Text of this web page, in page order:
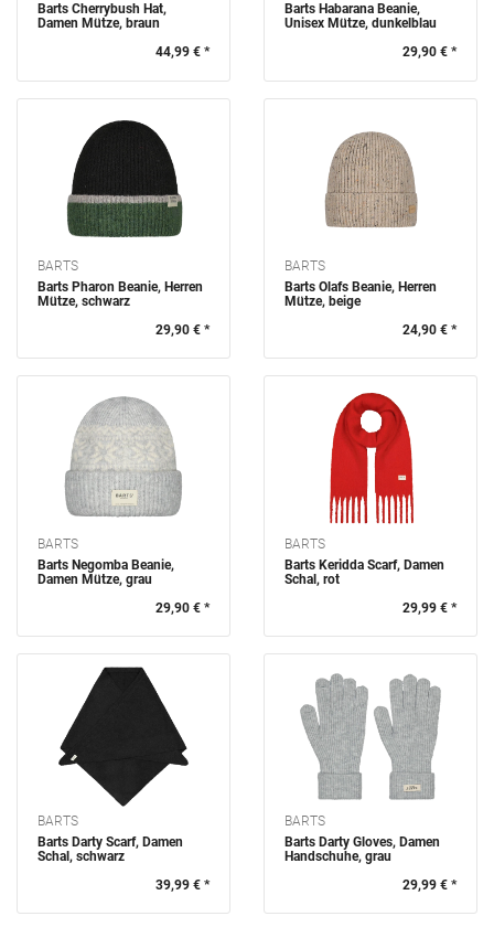
Barts Cherrybush Hat,
Damen Mütze, braun
44,99 € *
Barts Habarana Beanie,
Unisex Mütze, dunkelblau
29,90 € *
BARTS
Barts Pharon Beanie, Herren
Mütze, schwarz
29,90 € *
BARTS
Barts Olafs Beanie, Herren
Mütze, beige
24,90 € *
BARTS
Barts Negomba Beanie,
Damen Mütze, grau
29,90 € *
BARTS
Barts Keridda Scarf, Damen
Schal, rot
29,99 € *
BARTS
Barts Darty Scarf, Damen
Schal, schwarz
39,99 € *
BARTS
Barts Darty Gloves, Damen
Handschuhe, grau
29,99 € *